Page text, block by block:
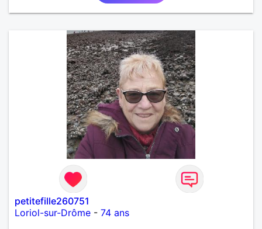
petitefille260751
Loriol-sur-Drôme - 74 ans